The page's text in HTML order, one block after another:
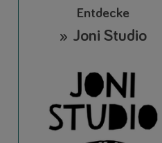
Entdecke
» Joni Studio